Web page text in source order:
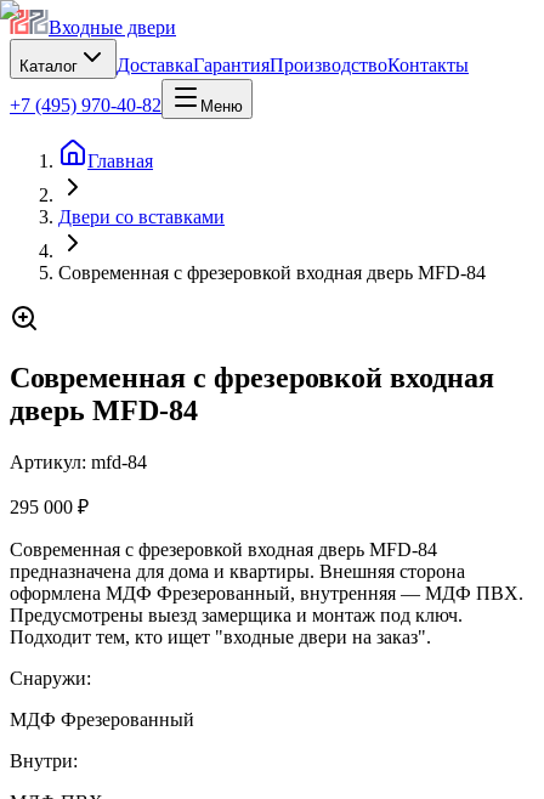
Входные двери
Каталог ДоставкаГарантияПроизводствоКонтакты
+7 (495) 970-40-82
Меню
Главная
Двери со вставками
Современная с фрезеровкой входная дверь MFD-84
Современная с фрезеровкой входная
дверь MFD-84
Артикул: mfd-84
295 000 ₽
Современная с фрезеровкой входная дверь MFD-84
предназначена для дома и квартиры. Внешняя сторона
оформлена МДФ Фрезерованный, внутренняя — МДФ ПВХ.
Предусмотрены выезд замерщика и монтаж под ключ.
Подходит тем, кто ищет "входные двери на заказ".
Снаружи:
МДФ Фрезерованный
Внутри: